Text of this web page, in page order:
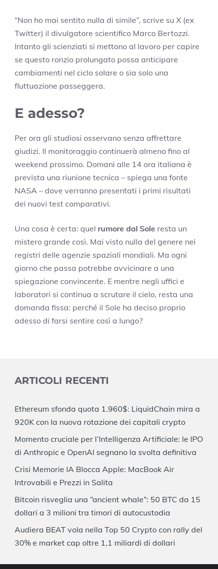
“Non ho mai sentito nulla di simile”, scrive su X (ex
Twitter) il divulgatore scientifico Marco Bertozzi.
Intanto gli scienziati si mettono al lavoro per capire
se questo ronzio prolungato possa anticipare
cambiamenti nel ciclo solare o sia solo una
fluttuazione passeggera.
E adesso?
Per ora gli studiosi osservano senza affrettare
giudizi. Il monitoraggio continuerà almeno fino al
weekend prossimo. Domani alle 14 ora italiana è
prevista una riunione tecnica – spiega una fonte
NASA – dove verranno presentati i primi risultati
dei nuovi test comparativi.
Una cosa è certa: quel rumore dal Sole resta un
mistero grande così. Mai visto nulla del genere nei
registri delle agenzie spaziali mondiali. Ma ogni
giorno che passa potrebbe avvicinare a una
spiegazione convincente. E mentre negli uffici e
laboratori si continua a scrutare il cielo, resta una
domanda fissa: perché il Sole ha deciso proprio
adesso di farsi sentire così a lungo?
ARTICOLI RECENTI
Ethereum sfonda quota 1.960$: LiquidChain mira a
920K con la nuova rotazione dei capitali crypto
Momento cruciale per l’Intelligenza Artificiale: le IPO
di Anthropic e OpenAI segnano la svolta definitiva
Crisi Memorie IA Blocca Apple: MacBook Air
Introvabili e Prezzi in Salita
Bitcoin risveglia una “ancient whale”: 50 BTC da 15
dollari a 3 milioni tra timori di autocustodia
Audiera BEAT vola nella Top 50 Crypto con rally del
30% e market cap oltre 1,1 miliardi di dollari